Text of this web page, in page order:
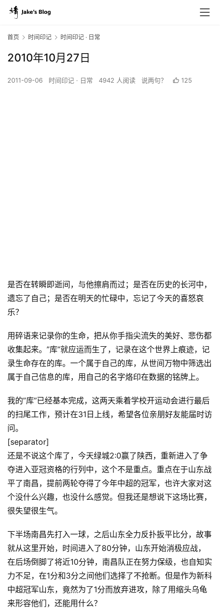
首页 时间印记 时间印记 · 日常
2010年10月27日
2011-09-06 时间印记 · 日常 4942 人阅读 说两句？ 125
是否在转瞬即逝间，与他擦肩而过；是否在历史的长河中，
遗忘了自己；是否在明天的忙碌中，忘记了今天的喜怒哀
乐？
用碎语来记录你的生命，把从你手指尖流失的美好、悲伤都
收集起来。”库”就应运而生了，记录在这个世界上痕迹，记
录生命存在的库。一个属于自己的库，从世间万物中筛选出
属于自己信息的库，用自己的名字烙印在数据的铭牌上。
我的”库”已经基本完成，这两天乘着学校开运动会进行最后
的扫尾工作，预计在31日上线，希望各位亲朋好友能届时访
问。
[separator]
还是不说这个库了，今天绿城2:0赢了陕西，重新进入了争
夺进入亚冠资格的行列中，这个不是重点。重点在于山东战
平了南昌，提前两轮夺得了今年中超的冠军，也许大家对这
个没什么兴趣，也没什么感觉。但我还是想说下这场比赛，
很失望很生气。
下半场南昌先打入一球，之后山东全力反扑扳平比分，故事
就从这里开始，时间进入了80分钟，山东开始消极应战，
在后场倒脚了将近10分钟，南昌队正在努力保级，也自知实
力不足，在1分和3分之间他们选择了不抢断。但是作为新科
中超冠军山东，竟然为了1分而放弃进攻，除了用缩头乌龟
来形容他们，还能用什么？